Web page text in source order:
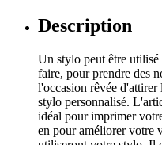
Description
Un stylo peut être utilisé
faire, pour prendre des
l'occasion rêvée
stylo personnalisé.
idéal pour imprimer
en pour améliorer votre